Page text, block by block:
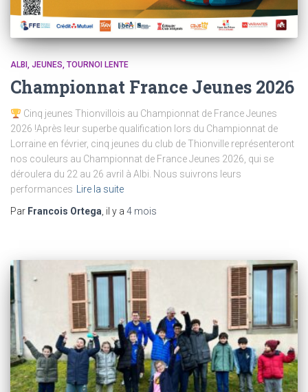
ALBI JEUNES TOURNOI LENTE
Championnat France Jeunes 2026
Cinq jeunes Thionvillois au Championnat de France Jeunes
2026 !Après leur superbe qualification lors du Championnat de
Lorraine en février, cinq jeunes du club de Thionville représenteront
nos couleurs au Championnat de France Jeunes 2026, qui se
déroulera du 22 au 26 avril à Albi. Nous suivrons leurs
performances Lire la suite
Par Francois Ortega, il y a 4 mois